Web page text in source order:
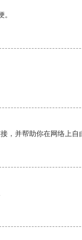
，并帮助你在网络上自